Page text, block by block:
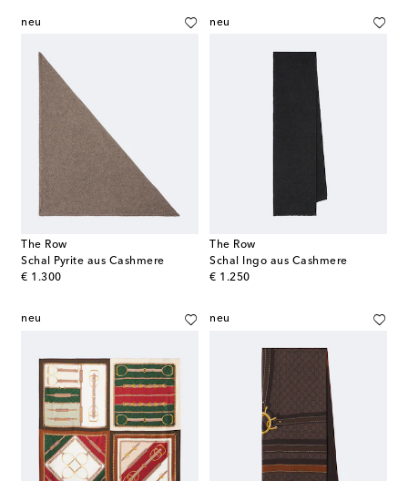
neu
The Row
Schal Pyrite aus Cashmere
€ 1.300
original price
neu
The Row
Schal Ingo aus Cashmere
€ 1.250
original price
neu neu